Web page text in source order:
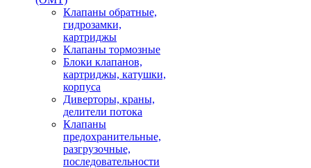
Клапаны обратные,
гидрозамки,
картриджы
Клапаны тормозные
Блоки клапанов,
картриджы, катушки,
корпуса
Диверторы, краны,
делители потока
Клапаны
предохранительные,
разгрузочные,
последовательности